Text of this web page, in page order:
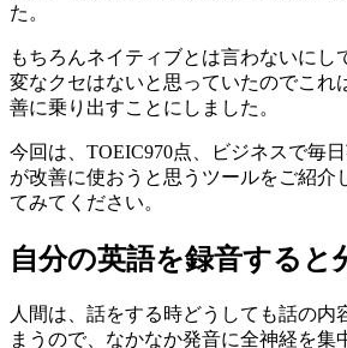
た。
もちろんネイティブとは言わないにし
変なクセはないと思っていたのでこれ
善に乗り出すことにしました。
今回は、TOEIC970点、ビジネスで毎
が改善に使おうと思うツールをご紹介
てみてください。
自分の英語を録音すると
人間は、話をする時どうしても話の内
まうので、なかなか発音に全神経を集